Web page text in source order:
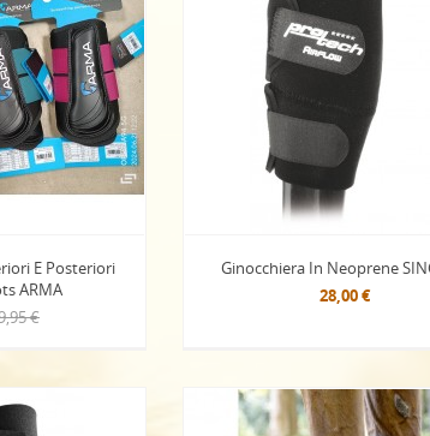
E Posteriori
ARMA
€
Ginocchiera In Neoprene
28,00 €